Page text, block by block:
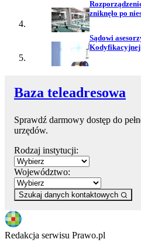
zniknęło po
Sądowi
Kodyfikacyjnej
Baza teleadresowa
Sprawdź darmowy dostęp do
urzędów.
Rodzaj instytucji:
Województwo:
Szukaj danych kontaktowych
Redakcja serwisu Prawo.pl